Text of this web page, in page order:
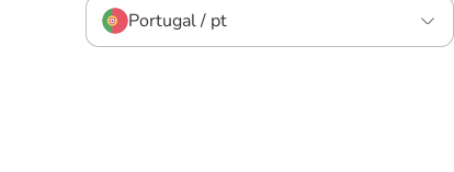
Portugal / pt